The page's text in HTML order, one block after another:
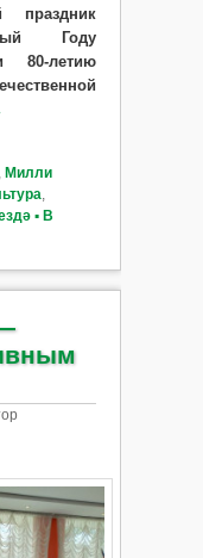
праздник
Году
80-летию
Милли
▪ В